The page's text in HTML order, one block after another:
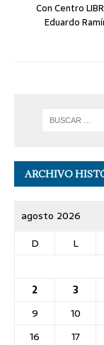
Con Centro
Eduardo
ARCHIVO
agosto 2026
D
L
2
3
9
10
16
17